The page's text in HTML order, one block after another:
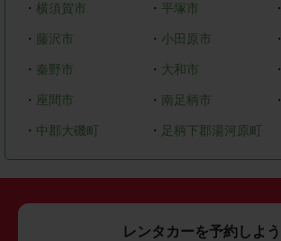
・ 横須賀市 ・ 平塚市 ・
・ 藤沢市 ・ 小田原市 ・
・ 秦野市 ・ 大和市 ・
・ 座間市 ・ 南足柄市 ・
・ 中郡大磯町 ・ 足柄下郡湯河原町
レンタカーを予約しよう